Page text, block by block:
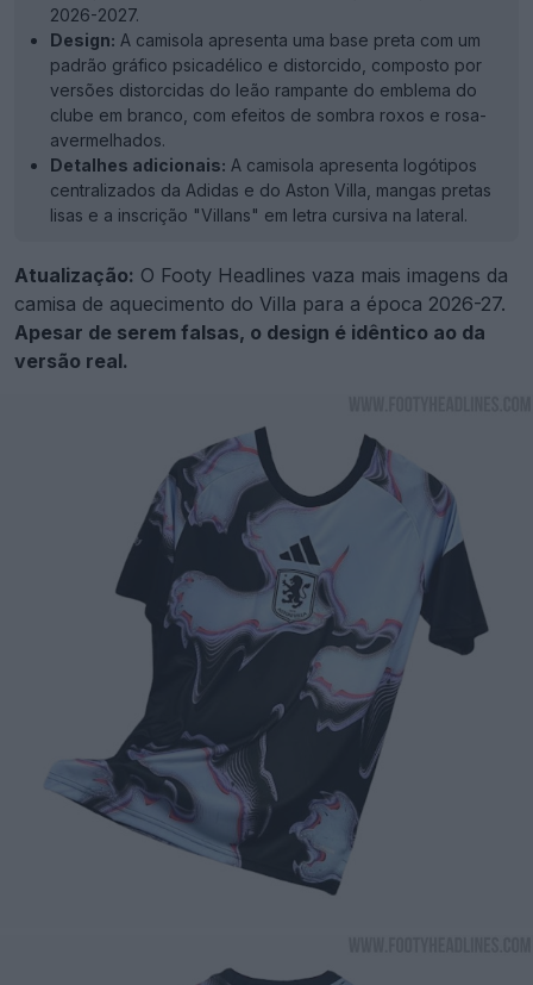
2026-2027.
Design: A camisola apresenta uma base preta com um
padrão gráfico psicadélico e distorcido, composto por
versões distorcidas do leão rampante do emblema do
clube em branco, com efeitos de sombra roxos e rosa-
avermelhados.
Detalhes adicionais: A camisola apresenta logótipos
centralizados da Adidas e do Aston Villa, mangas pretas
lisas e a inscrição "Villans" em letra cursiva na lateral.
Atualização: O Footy Headlines vaza mais imagens da
camisa de aquecimento do Villa para a época 2026-27.
Apesar de serem falsas, o design é idêntico ao da
versão real.